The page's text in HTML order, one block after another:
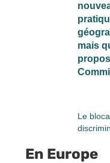
mais
Le
En Europe